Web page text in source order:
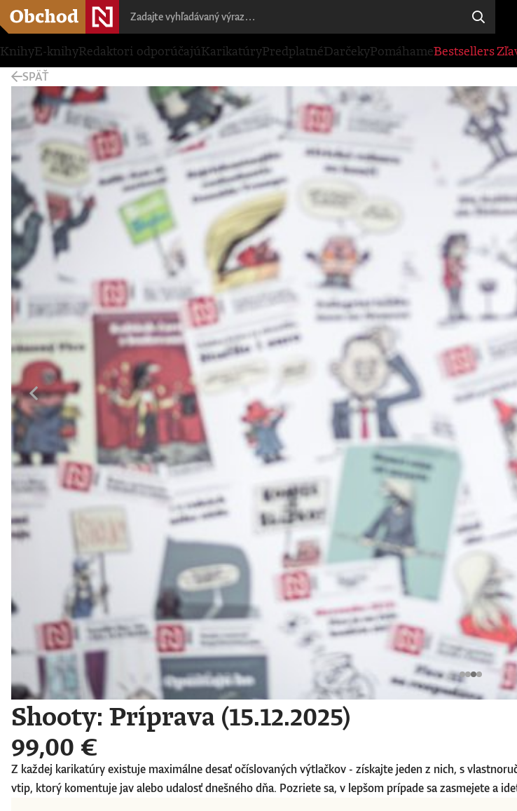
KnihyE-knihyRedaktori odporúčajúKarikatúryPredplatnéDarčekyPomáhameBestsellers
SPÄŤ
Shooty: Príprava (15.12.2025)
99,00 €
Z každej karikatúry existuje maximálne desať očíslovaných výtlačkov - získajte jeden z nich, s
vtip, ktorý komentuje jav alebo udalosť dnešného dňa. Pozriete sa, v lepšom prípade sa zasmejete a